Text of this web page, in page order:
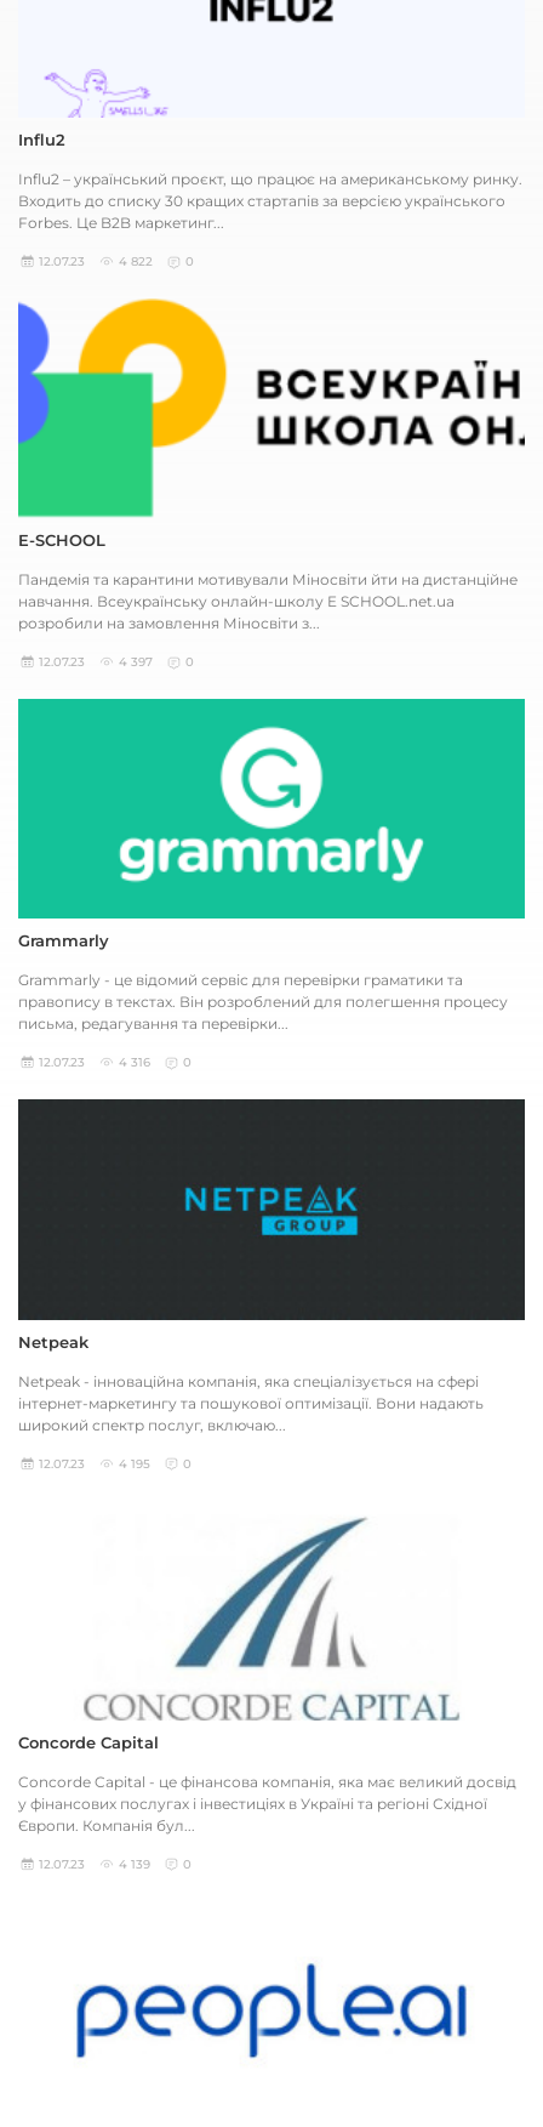
Influ2
Influ2 – український проєкт, що працює на американському ринку.
Входить до списку 30 кращих стартапів за версією українського
Forbes. Це B2B маркетинг...
12.07.23 4 822 0
E-SCHOOL
Пандемія та карантини мотивували Міносвіти йти на дистанційне
навчання. Всеукраїнську онлайн-школу E SCHOOL.net.ua
розробили на замовлення Міносвіти з...
12.07.23 4 397 0
Grammarly
Grammarly - це відомий сервіс для перевірки граматики та
правопису в текстах. Він розроблений для полегшення процесу
письма, редагування та перевірки...
12.07.23 4 316 0
Netpeak
Netpeak - інноваційна компанія, яка спеціалізується на сфері
інтернет-маркетингу та пошукової оптимізації. Вони надають
широкий спектр послуг, включаю...
12.07.23 4 195 0
Concorde Capital
Concorde Capital - це фінансова компанія, яка має великий досвід
у фінансових послугах і інвестиціях в Україні та регіоні Східної
Європи. Компанія бул...
12.07.23 4 139 0